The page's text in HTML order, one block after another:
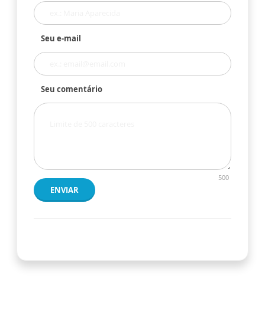
Seu e-mail
Seu comentário
500
ENVIAR